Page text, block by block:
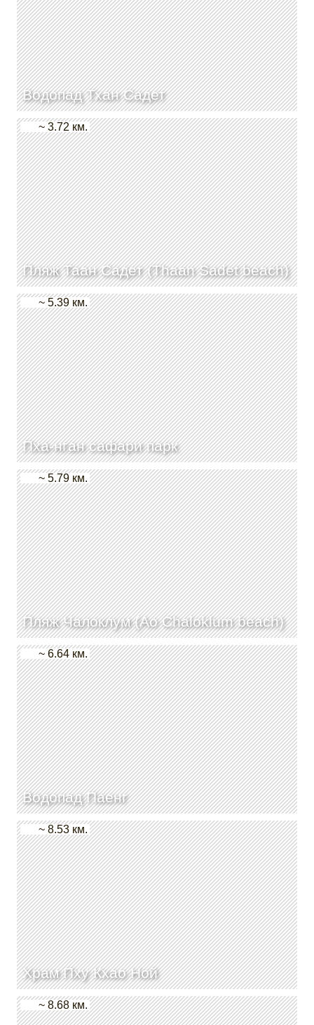
Водопад Тхан Садет
Пляж Таан Садет (Thaan Sadet beach)
~ 3.72 км.
Пха-нган сафари парк
~ 5.39 км.
Пляж Чалоклум (Ao Chaloklum beach)
~ 5.79 км.
Водопад Паенг
~ 6.64 км.
Храм Пху Кхао Ной
~ 8.53 км.
~ 8.68 км.